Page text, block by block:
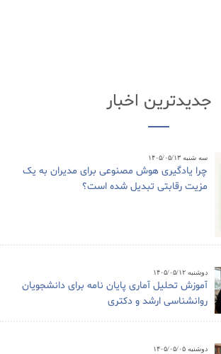
جدیدترین اخبار
سه شنبه ۱۴۰۵/۰۵/۱۳
چرا یادگیری هوش مصنوعی برای مدیران به یک
مزیت رقابتی تبدیل شده است؟
دوشنبه ۱۴۰۵/۰۵/۱۲
آموزش تحلیل آماری پایان نامه برای دانشجویان
روانشناسی ارشد و دکتری
دوشنبه ۱۴۰۵/۰۵/۰۵